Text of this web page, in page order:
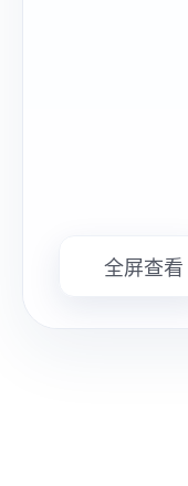
全屏查看